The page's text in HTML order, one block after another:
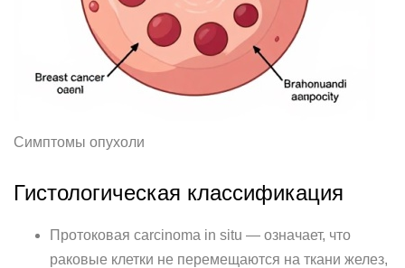
Симптомы опухоли
Гистологическая классификация
Протоковая carcinoma in situ — означает, что
раковые клетки не перемещаются на ткани желез,